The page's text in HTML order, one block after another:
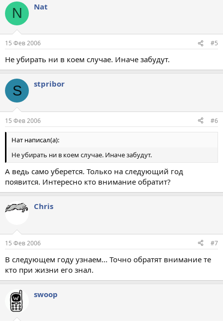
N Nat
15 Фев 2006 #5
Не убирать ни в коем случае. Иначе забудут.
S stpribor
15 Фев 2006 #6
Нат написал(а):
Не убирать ни в коем случае. Иначе забудут.
А ведь само уберется. Только на следующий год
появится. Интересно кто внимание обратит?
Chris
15 Фев 2006 #7
В следующем году узнаем... Точно обратят внимание те
кто при жизни его знал.
swoop